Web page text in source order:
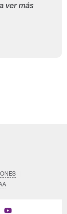
ver más
Subscribe